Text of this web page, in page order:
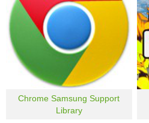
Chrome Samsung Support
Library